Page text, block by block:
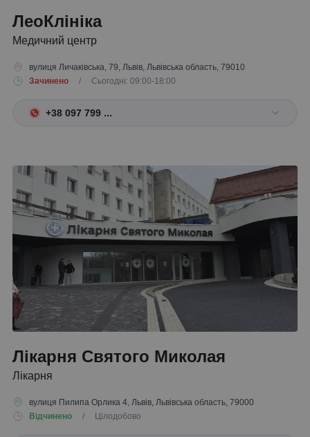
ЛеоКлініка
Медичний центр
вулиця Личаківська, 79, Львів, Львівська область, 79010
Зачинено
/ Сьогодні: 09:00-18:00
+38 097 799 ...
Лікарня Святого Миколая
Лікарня
вулиця Пилипа Орлика 4, Львів, Львівська область, 79000
Відчинено
/ Цілодобово